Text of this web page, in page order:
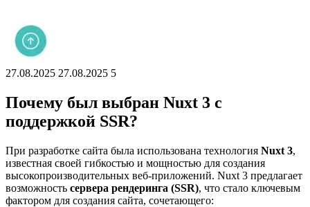
27.08.2025 27.08.2025 5
Почему был выбран Nuxt 3 с
поддержкой SSR?
При разработке сайта была использована технология Nuxt 3,
известная своей гибкостью и мощностью для создания
высокопроизводительных веб-приложений. Nuxt 3 предлагает
возможность сервера рендеринга (SSR), что стало ключевым
фактором для создания сайта, сочетающего: